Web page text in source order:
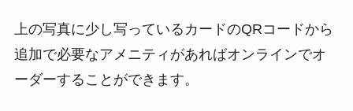
上の写真に少し写っているカードのQRコードから
追加で必要なアメニティがあればオンラインでオ
ーダーすることができます。